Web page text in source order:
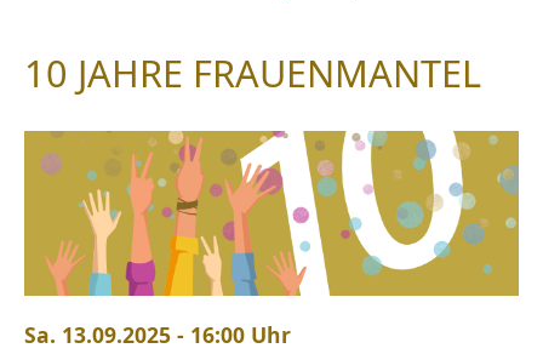
10 JAHRE FRAUENMANTEL
Sa. 13.09.2025 - 16:00 Uhr